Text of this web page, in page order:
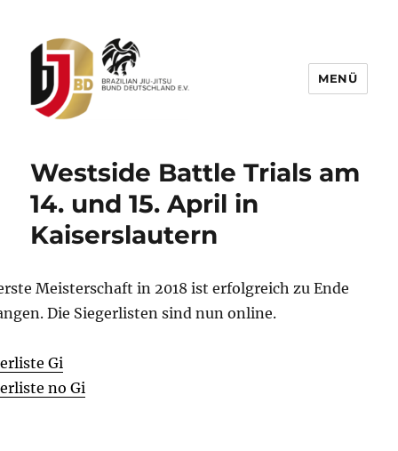
Deutschland e.V.
MENÜ
Westside Battle Trials am
14. und 15. April in
Kaiserslautern
Meisterschaft in 2018 ist erfolgreich zu Ende
Die Siegerlisten sind nun online.
Gi
no Gi